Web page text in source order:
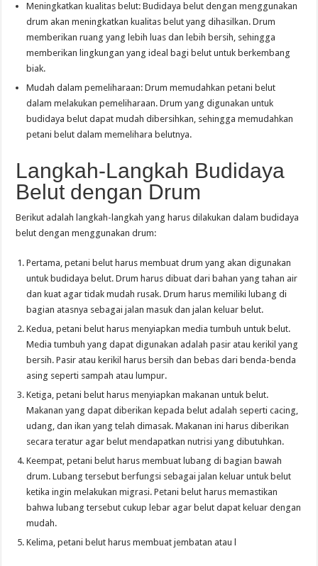
Meningkatkan kualitas belut: Budidaya belut dengan menggunakan
drum akan meningkatkan kualitas belut yang dihasilkan. Drum
memberikan ruang yang lebih luas dan lebih bersih, sehingga
memberikan lingkungan yang ideal bagi belut untuk berkembang
biak.
Mudah dalam pemeliharaan: Drum memudahkan petani belut
dalam melakukan pemeliharaan. Drum yang digunakan untuk
budidaya belut dapat mudah dibersihkan, sehingga memudahkan
petani belut dalam memelihara belutnya.
Langkah-Langkah Budidaya
Belut dengan Drum
Berikut adalah langkah-langkah yang harus dilakukan dalam budidaya
belut dengan menggunakan drum:
Pertama, petani belut harus membuat drum yang akan digunakan
untuk budidaya belut. Drum harus dibuat dari bahan yang tahan air
dan kuat agar tidak mudah rusak. Drum harus memiliki lubang di
bagian atasnya sebagai jalan masuk dan jalan keluar belut.
Kedua, petani belut harus menyiapkan media tumbuh untuk belut.
Media tumbuh yang dapat digunakan adalah pasir atau kerikil yang
bersih. Pasir atau kerikil harus bersih dan bebas dari benda-benda
asing seperti sampah atau lumpur.
Ketiga, petani belut harus menyiapkan makanan untuk belut.
Makanan yang dapat diberikan kepada belut adalah seperti cacing,
udang, dan ikan yang telah dimasak. Makanan ini harus diberikan
secara teratur agar belut mendapatkan nutrisi yang dibutuhkan.
Keempat, petani belut harus membuat lubang di bagian bawah
drum. Lubang tersebut berfungsi sebagai jalan keluar untuk belut
ketika ingin melakukan migrasi. Petani belut harus memastikan
bahwa lubang tersebut cukup lebar agar belut dapat keluar dengan
mudah.
Kelima, petani belut harus membuat jembatan atau l